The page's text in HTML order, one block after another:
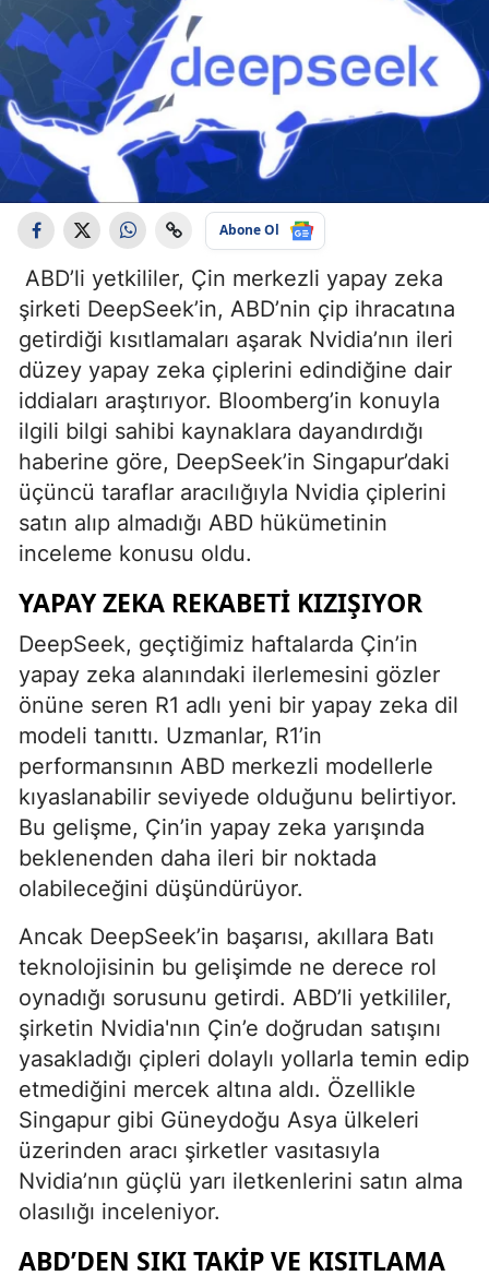
Abone Ol
ABD’li yetkililer, Çin merkezli yapay zeka
şirketi DeepSeek’in, ABD’nin çip ihracatına
getirdiği kısıtlamaları aşarak Nvidia’nın ileri
düzey yapay zeka çiplerini edindiğine dair
iddiaları araştırıyor. Bloomberg’in konuyla
ilgili bilgi sahibi kaynaklara dayandırdığı
haberine göre, DeepSeek’in Singapur’daki
üçüncü taraflar aracılığıyla Nvidia çiplerini
satın alıp almadığı ABD hükümetinin
inceleme konusu oldu.
YAPAY ZEKA REKABETI KIZIŞIYOR
DeepSeek, geçtiğimiz haftalarda Çin’in
yapay zeka alanındaki ilerlemesini gözler
önüne seren R1 adlı yeni bir yapay zeka dil
modeli tanıttı. Uzmanlar, R1’in
performansının ABD merkezli modellerle
kıyaslanabilir seviyede olduğunu belirtiyor.
Bu gelişme, Çin’in yapay zeka yarışında
beklenenden daha ileri bir noktada
olabileceğini düşündürüyor.
Ancak DeepSeek’in başarısı, akıllara Batı
teknolojisinin bu gelişimde ne derece rol
oynadığı sorusunu getirdi. ABD’li yetkililer,
şirketin Nvidia'nın Çin’e doğrudan satışını
yasakladığı çipleri dolaylı yollarla temin edip
etmediğini mercek altına aldı. Özellikle
Singapur gibi Güneydoğu Asya ülkeleri
üzerinden aracı şirketler vasıtasıyla
Nvidia’nın güçlü yarı iletkenlerini satın alma
olasılığı inceleniyor.
ABD’DEN SIKI TAKIP VE KISITLAMA